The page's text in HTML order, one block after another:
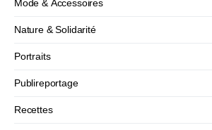
Mode & Accessoires
Nature & Solidarité
Portraits
Publireportage
Recettes